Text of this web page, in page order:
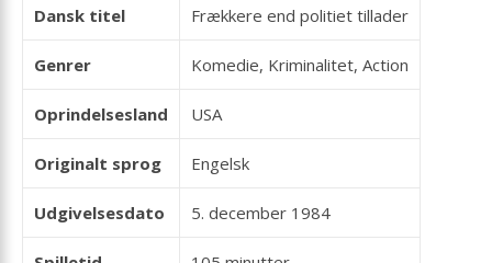
Dansk titel Frækkere end politiet tillader
Genrer Komedie, Kriminalitet, Action
Oprindelsesland USA
Originalt sprog Engelsk
Udgivelsesdato 5. december 1984